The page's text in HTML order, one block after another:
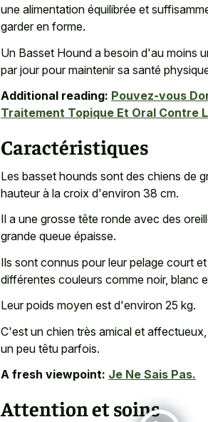
une alimentation équilibrée et
garder en forme.
Un Basset Hound a besoin d'au moins
par jour pour maintenir sa santé
Additional reading: Pouvez-vous
Traitement Topique Et Oral Contre
Caractéristiques
Les basset hounds sont des chiens de
hauteur à la croix d'environ 38 cm.
Il a une grosse tête ronde avec des
grande queue épaisse.
Ils sont connus pour leur pelage court
différentes couleurs comme noir, blanc
Leur poids moyen est d'environ 25 kg.
C'est un chien très amical et
un peu têtu parfois.
A fresh viewpoint: Je Ne Sais Pas.
Attention et soins